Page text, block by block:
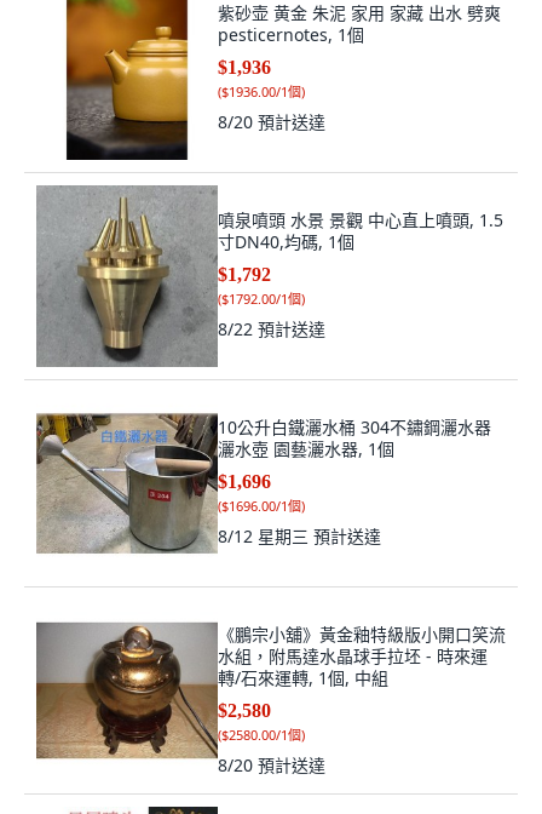
紫砂壶 黄金 朱泥 家用 家藏 出水 劈爽
pesticernotes, 1個
$1,936
($1936.00/1個)
8/20 預計送達
噴泉噴頭 水景 景觀 中心直上噴頭, 1.5
寸DN40,均碼, 1個
$1,792
($1792.00/1個)
8/22 預計送達
10公升白鐵灑水桶 304不鏽鋼灑水器
灑水壺 園藝灑水器, 1個
$1,696
($1696.00/1個)
8/12 星期三 預計送達
《鵬宗小舖》黃金釉特級版小開口笑流
水組，附馬達水晶球手拉坯 - 時來運
轉/石來運轉, 1個, 中組
$2,580
($2580.00/1個)
8/20 預計送達